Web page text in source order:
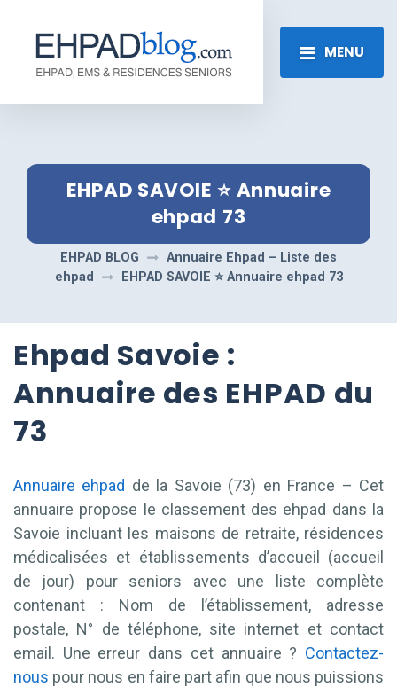
MENU
EHPAD SAVOIE ⭐️ Annuaire
ehpad 73
EHPAD BLOG
Annuaire Ehpad – Liste des
ehpad
EHPAD SAVOIE ⭐️ Annuaire ehpad 73
Ehpad Savoie :
Annuaire des EHPAD du
73
Annuaire ehpad de la Savoie (73) en France – Cet
annuaire propose le classement des ehpad dans la
Savoie incluant les maisons de retraite, résidences
médicalisées et établissements d’accueil (accueil
de jour) pour seniors avec une liste complète
contenant : Nom de l’établissement, adresse
postale, N° de téléphone, site internet et contact
email. Une erreur dans cet annuaire ? Contactez-
nous pour nous en faire part afin que nous puissions